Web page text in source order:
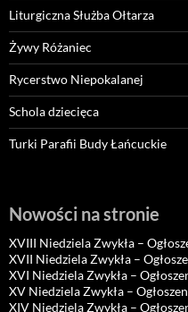
Liturgiczna Służba Ołtarza
Żywy Różaniec
Rycerstwo Niepokalanej
Schola dziecięca
Turki Parafii Budy Łańcuckie
Nowości na stronie
XVIII Niedziela Zwykła –
XVII Niedziela Zwykła –
XVI Niedziela Zwykła –
XV Niedziela Zwykła –
XIV Niedziela Zwykła –